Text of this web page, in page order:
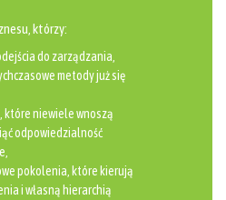
którzy:
do zarządzania,
metody już się
które niewiele wnoszą
odpowiedzialność
pokolenia, które kierują
i własną hierarchią